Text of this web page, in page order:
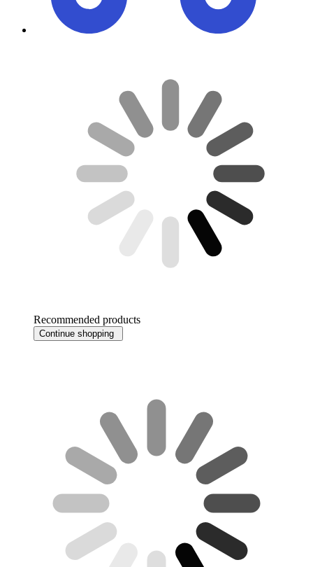
Recommended products
Continue shopping